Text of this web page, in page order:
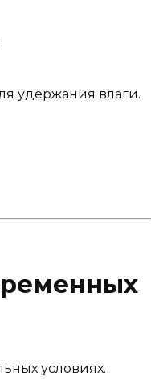
удержания влаги.
условиях.